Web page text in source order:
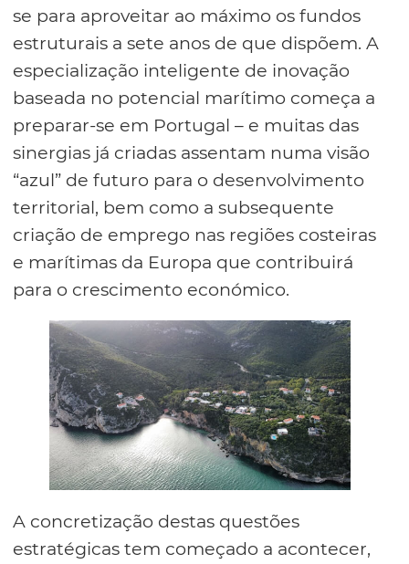
se para aproveitar ao máximo os fundos
estruturais a sete anos de que dispõem. A
especialização inteligente de inovação
baseada no potencial marítimo começa a
preparar-se em Portugal – e muitas das
sinergias já criadas assentam numa visão
“azul” de futuro para o desenvolvimento
territorial, bem como a subsequente
criação de emprego nas regiões costeiras
e marítimas da Europa que contribuirá
para o crescimento económico.
A concretização destas questões
estratégicas tem começado a acontecer,